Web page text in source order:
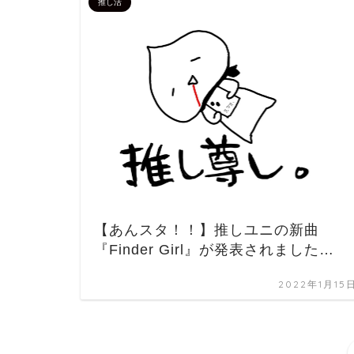
推し活
【あんスタ！！】推しユニの新曲
『Finder Girl』が発表されました…
2022年1月15日